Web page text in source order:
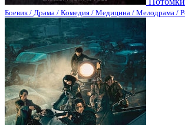
Боевик / Драма / Комедия / Медицина / Мелодрама /